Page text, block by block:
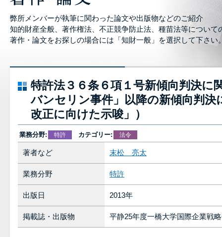
弊所メンバーが執筆に関わった論文や出版物などのご紹介
知的財産全般、著作権法、不正競争防止法、種苗法等について
著作・論文をお探しの場合には「知財一般」を選択して下さい
特許法３６条６項１号新傾向判決
バンセリン事件」以降の新傾向判決
改正に向けた示唆」）
業務分野: 特許 カテゴリー: 法令
著者など 末松 亮太
業務分野 特許
出版日 2013年
掲載誌・出版物 平静25年度一橋大学国際企業戦